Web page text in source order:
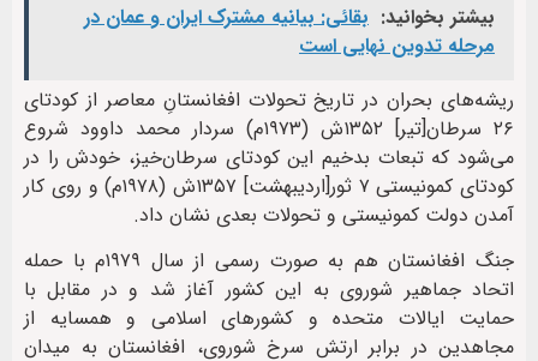
بیشتر بخوانید: بقائی: بیانیه مشترک ایران و عمان در
مرحله تدوین نهایی است
ریشه‌های بحران در تاریخ تحولات افغانستانِ معاصر از کودتای
۲۶ سرطان[تیر] ۱۳۵۲ش (۱۹۷۳م) سردار محمد داوود شروع
می‌شود که تبعات بدخیم این کودتای سرطان‌خیز، خودش را در
کودتای کمونیستی ۷ ثور[اردیبهشت] ۱۳۵۷ش (۱۹۷۸م) و روی کار
آمدن دولت کمونیستی و تحولات بعدی نشان داد.
اتحاد جماهیر شوروی به این کشور آغاز شد و در مقابل با
حمایت ایالات متحده و کشورهای اسلامی و همسایه از
مجاهدین در برابر ارتش سرخ شوروی، افغانستان به میدان